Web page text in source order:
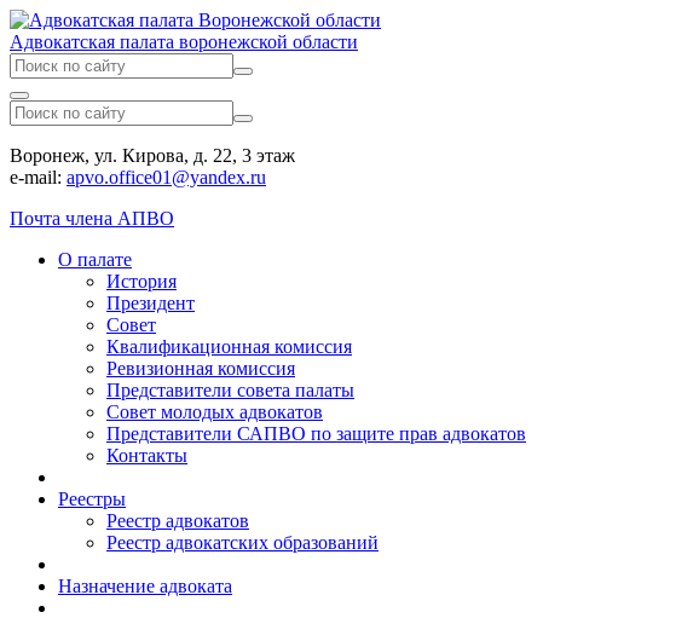
Адвокатская палата воронежской области
Воронеж, ул. Кирова, д. 22, 3 этаж
e-mail: apvo.office01@yandex.ru
Почта члена АПВО
О палате
История
Президент
Совет
Квалификационная комиссия
Ревизионная комиссия
Представители совета палаты
Совет молодых адвокатов
Представители САПВО по защите прав адвокатов
Контакты
Реестры
Реестр адвокатов
Реестр адвокатских образований
Назначение адвоката